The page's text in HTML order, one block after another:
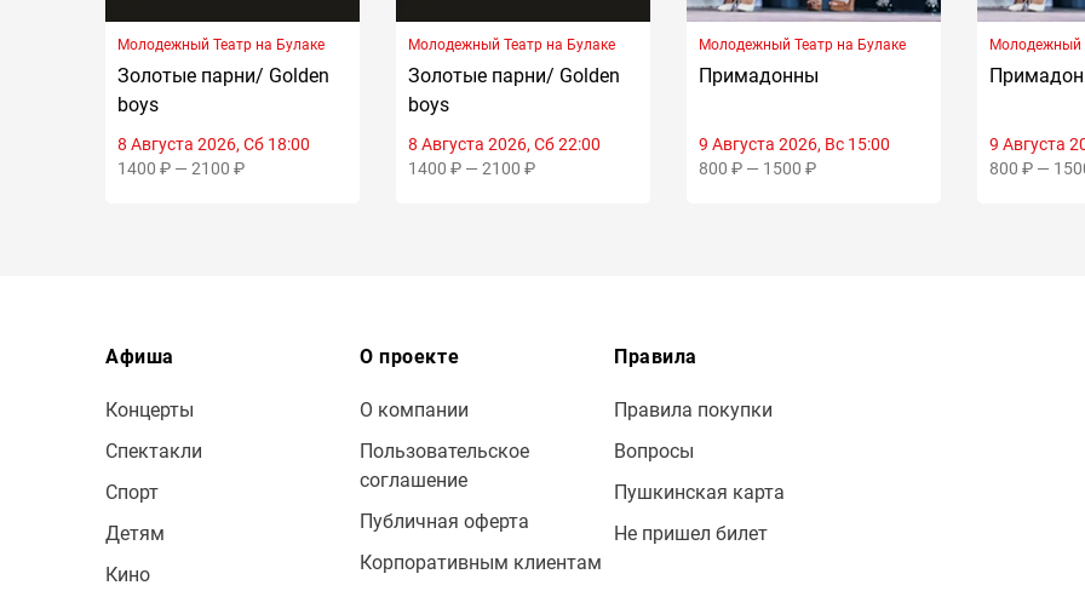
Молодежный Театр на Булаке
Золотые парни/ Golden
boys
8 Августа 2026, Сб 18:00
1400 ₽ — 2100 ₽
Молодежный Театр на Булаке
Золотые парни/ Golden
boys
8 Августа 2026, Сб 22:00
1400 ₽ — 2100 ₽
Молодежный Театр на Булаке
Примадонны
9 Августа 2026, Вс 15:00
800 ₽ — 1500 ₽
Молодежный
9 Августа
800 ₽ —
Афиша
Концерты
Спектакли
Спорт
Детям
Кино
О проекте
О компании
Пользовательское
соглашение
Публичная оферта
Корпоративным клиентам
Правила
Правила покупки
Вопросы
Пушкинская карта
Не пришел билет